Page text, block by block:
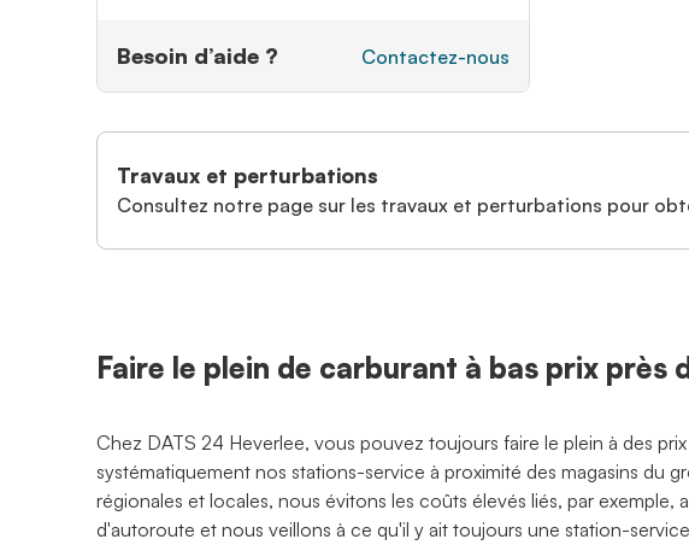
Besoin d’aide ? Contactez-nous
Travaux et perturbations
Consultez notre page sur les travaux et perturbations pour
Faire le plein de carburant à bas prix près
Chez DATS 24 Heverlee, vous pouvez toujours faire le plein à des
systématiquement nos stations-service à proximité des magasins du
régionales et locales, nous évitons les coûts élevés liés, par exemple,
d'autoroute et nous veillons à ce qu'il y ait toujours une station-